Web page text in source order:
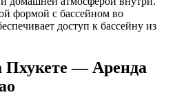
формой с бассейном во
доступ к бассейну из
Пхукете — Аренда